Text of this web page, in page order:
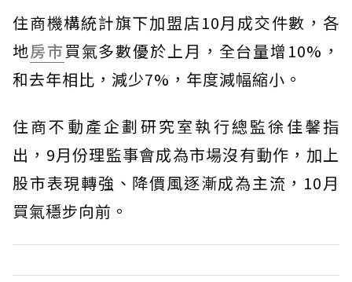
住商機構統計旗下加盟店10月成交件數，各
地房市買氣多數優於上月，全台量增10%，
和去年相比，減少7%，年度減幅縮小。
住商不動產企劃研究室執行總監徐佳馨指
出，9月份理監事會成為市場沒有動作，加上
股市表現轉強、降價風逐漸成為主流，10月
買氣穩步向前。